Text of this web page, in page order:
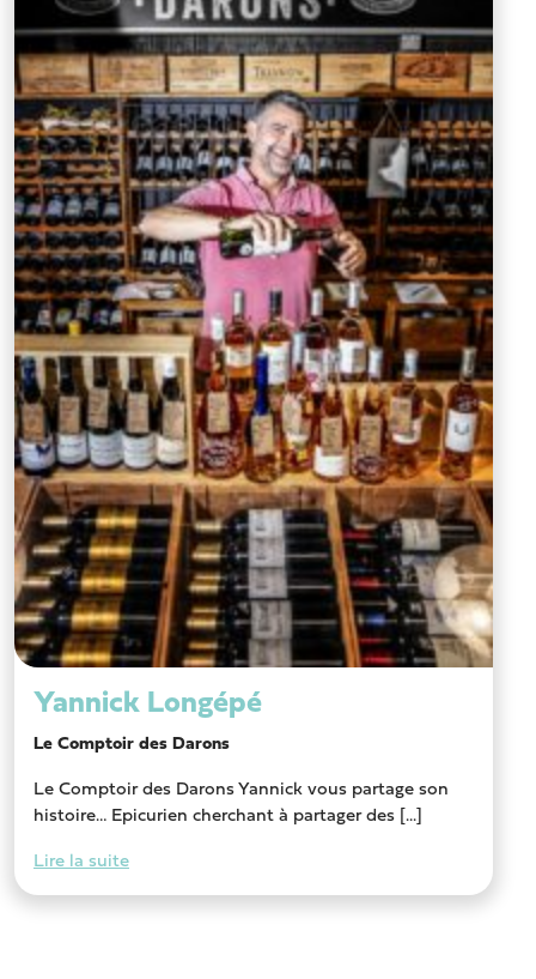
Yannick Longépé
Le Comptoir des Darons
Le Comptoir des Darons Yannick vous partage son
histoire… Epicurien cherchant à partager des [...]
Lire la suite